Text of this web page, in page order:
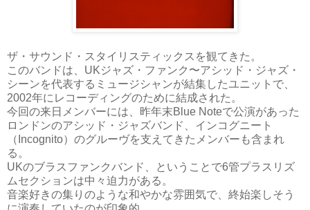
ザ・サウンド・スタイリスティックスを観てきた。
このバンドは、UKジャズ・ファンク〜アシッド・ジャズ・
シーンを代表するミュージシャンが結集したユニットで、
2002年にレコーディングのために結成された。
今回の来日メンバーには、昨年末Blue Noteで公演があった
ロンドンのアシッド・ジャズバンド、インコグニート
（Incognito）のグルーヴを支えてきたメンバーも含まれ
る。
UKのブラスファンクバンド、ということで6管プラスリズ
ムセクションは中々迫力がある。
音楽好きの集りのような和やかな雰囲気で、終始楽しそう